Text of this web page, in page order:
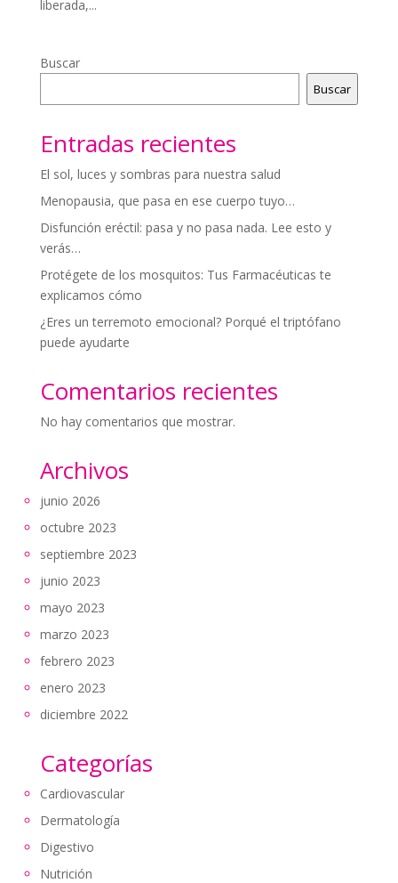
liberada,...
Buscar
Buscar
Entradas recientes
El sol, luces y sombras para nuestra salud
Menopausia, que pasa en ese cuerpo tuyo…
Disfunción eréctil: pasa y no pasa nada. Lee esto y
verás…
Protégete de los mosquitos: Tus Farmacéuticas te
explicamos cómo
¿Eres un terremoto emocional? Porqué el triptófano
puede ayudarte
Comentarios recientes
No hay comentarios que mostrar.
Archivos
junio 2026
octubre 2023
septiembre 2023
junio 2023
mayo 2023
marzo 2023
febrero 2023
enero 2023
diciembre 2022
Categorías
Cardiovascular
Dermatología
Digestivo
Nutrición